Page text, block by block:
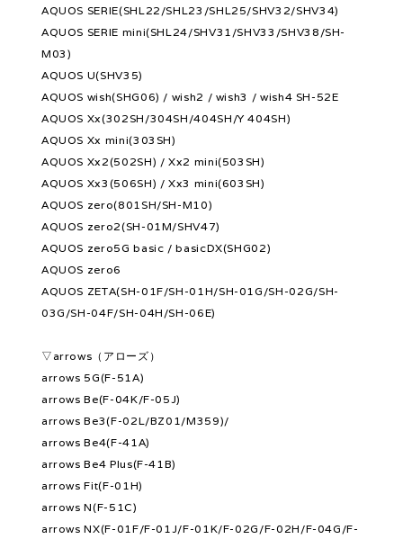
AQUOS SERIE(SHL22/SHL23/SHL25/SHV32/SHV34)
AQUOS SERIE mini(SHL24/SHV31/SHV33/SHV38/SH-
M03)
AQUOS U(SHV35)
AQUOS wish(SHG06) / wish2 / wish3 / wish4 SH-52E
AQUOS Xx(302SH/304SH/404SH/Y 404SH)
AQUOS Xx mini(303SH)
AQUOS Xx2(502SH) / Xx2 mini(503SH)
AQUOS Xx3(506SH) / Xx3 mini(603SH)
AQUOS zero(801SH/SH-M10)
AQUOS zero2(SH-01M/SHV47)
AQUOS zero5G basic / basicDX(SHG02)
AQUOS zero6
AQUOS ZETA(SH-01F/SH-01H/SH-01G/SH-02G/SH-
03G/SH-04F/SH-04H/SH-06E)
▽arrows（アローズ）
arrows 5G(F-51A)
arrows Be(F-04K/F-05J)
arrows Be3(F-02L/BZ01/M359)/
arrows Be4(F-41A)
arrows Be4 Plus(F-41B)
arrows Fit(F-01H)
arrows N(F-51C)
arrows NX(F-01F/F-01J/F-01K/F-02G/F-02H/F-04G/F-